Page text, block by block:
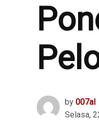
by 007al
Selasa,